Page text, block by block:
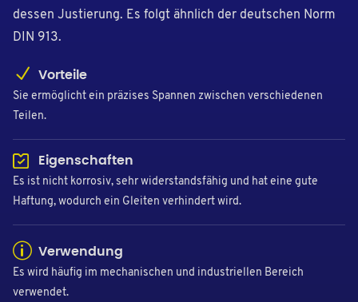
dessen Justierung. Es folgt ähnlich der deutschen Norm
DIN 913.
Vorteile
Sie ermöglicht ein präzises Spannen zwischen verschiedenen
Teilen.
Eigenschaften
Es ist nicht korrosiv, sehr widerstandsfähig und hat eine gute
Haftung, wodurch ein Gleiten verhindert wird.
Verwendung
Es wird häufig im mechanischen und industriellen Bereich
verwendet.